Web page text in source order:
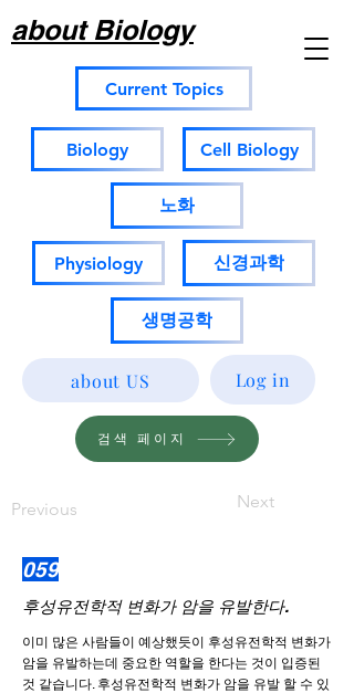
about Biology
Current Topics
Biology Cell Biology
노화
Physiology 신경과학
생명공학
about US Log in
검색 페이지
Previous Next
059
후성유전학적 변화가 암을 유발한다.
이미 많은 사람들이 예상했듯이 후성유전학적 변화가
암을 유발하는데 중요한 역할을 한다는 것이 입증된
것 같습니다. 후성유전학적 변화가 암을 유발 할 수 있